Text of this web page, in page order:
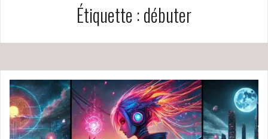
Étiquette :débuter